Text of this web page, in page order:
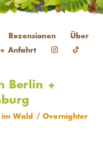
Rezensionen
Über
Anfahrt
Berlin +
im Wald / Overnighter